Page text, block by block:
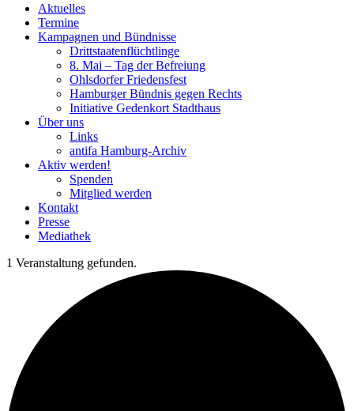
Aktuelles
Termine
Kampagnen und Bündnisse
Drittstaatenflüchtlinge
8. Mai – Tag der Befreiung
Ohlsdorfer Friedensfest
Hamburger Bündnis gegen Rechts
Initiative Gedenkort Stadthaus
Über uns
Links
antifa Hamburg-Archiv
Aktiv werden!
Spenden
Mitglied werden
Kontakt
Presse
Mediathek
1 Veranstaltung gefunden.